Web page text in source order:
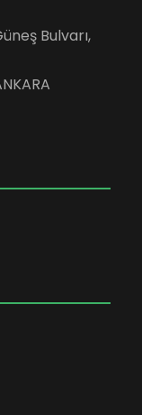
Bulvarı,